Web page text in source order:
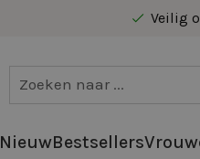
Veilig
NieuwBestsellers